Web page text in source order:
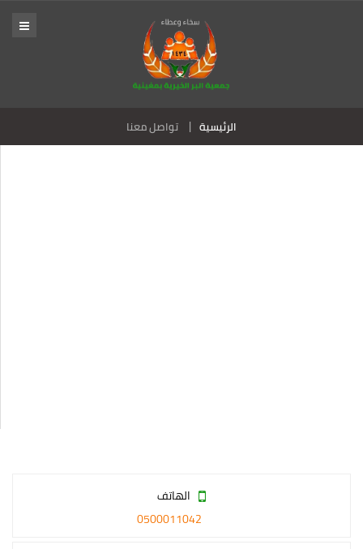
الرئيسية تواصل معنا
الهاتف
0500011042